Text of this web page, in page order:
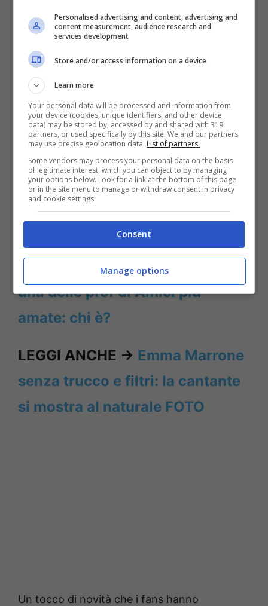
Barbara De Santi, cambio
look per l’ex dama
ex damaha sempre variato molto la sua
acconciatura, sperimentando tagli e colori
differenti, senza mai discostarsi troppo dal
suo colore naturale. Eccola in questo scatto
bellissimo, sfoggiare un taglio lungo,
valorizzato da alcune schiariture che vanno
ad enfatizzare la bellezza del suo viso
regalandole luminosità.
LEGGI ANCHE ->Questa bimba
immersa nella bacinella oggi è
una delle prof di Amici più
amate: chi è?
LEGGI ANCHE -> Emma Marrone
senza trucco e filtri: la cantante
si mostra al naturale FOTO
Un tocco di novità che i fans hanno
Personalised advertising and content, advertising and
content measurement, audience research and
services development
Store and/or access information on a device
Learn more
Your personal data will be processed and information from
your device (cookies, unique identifiers, and other device
data) may be stored by, accessed by and shared with 319
partners, or used specifically by this site. We and our partners
may use precise geolocation data. List of partners.
Some vendors may process your personal data on the basis
of legitimate interest, which you can object to by managing
your options below. Look for a link at the bottom of this page
or in the site menu to manage or withdraw consent in privacy
and cookie settings.
Consent
Manage options